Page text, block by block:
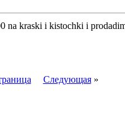
na kraski i kistochki i
Следующая»